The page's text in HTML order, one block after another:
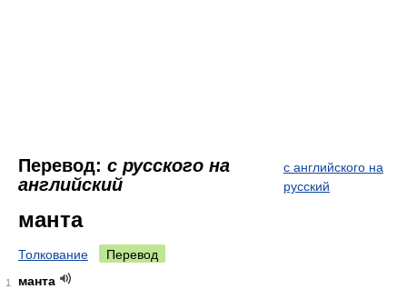
Перевод: с русского на
английский
с английского на
русский
манта
Толкование Перевод
1
манта